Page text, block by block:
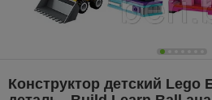
Конструктор детский